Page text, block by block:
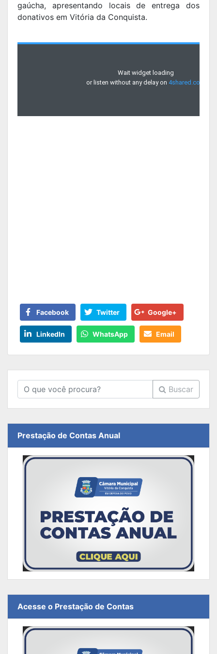
gaúcha, apresentando locais de entrega dos
donativos em Vitória da Conquista.
Facebook Twitter Google+
LinkedIn WhatsApp Email
Buscar
Prestação de Contas Anual
Acesse o Prestação de Contas